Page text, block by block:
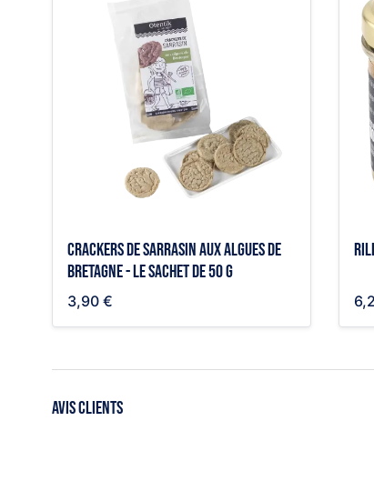
Crackers de sarrasin aux algues de
Bretagne - le sachet de 50 g
3,90 €
AVIS CLIENTS